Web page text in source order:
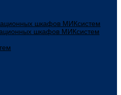
шкафов МИКсистем
шкафов МИКсистем